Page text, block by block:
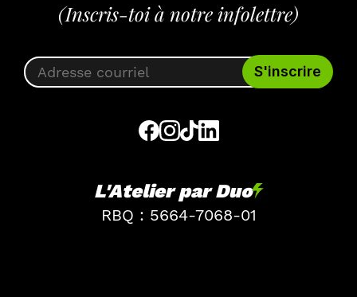
(Inscris-toi à notre infolettre)
L'Atelier par Duo
RBQ : 5664-7068-01